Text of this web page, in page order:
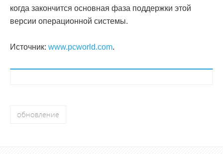
когда закончится основная фаза поддержки этой
версии операционной системы.
Источник: www.pcworld.com.
обновление